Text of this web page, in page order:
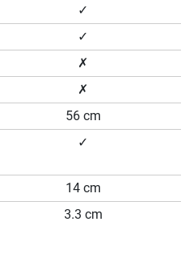
✓
✓
✗
✗
56 cm
✓
14 cm
3.3 cm